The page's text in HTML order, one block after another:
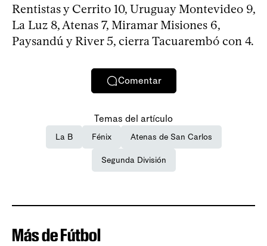
Rentistas y Cerrito 10, Uruguay Montevideo 9,
La Luz 8, Atenas 7, Miramar Misiones 6,
Paysandú y River 5, cierra Tacuarembó con 4.
Comentar
Temas del artículo
La B Fénix Atenas de San Carlos
Segunda División
Más de Fútbol